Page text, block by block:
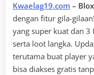
Kwaelag19.com –
dengan fitur gila-
yang super kuat dan
serta loot langka.
terutama buat player
bisa diakses gratis